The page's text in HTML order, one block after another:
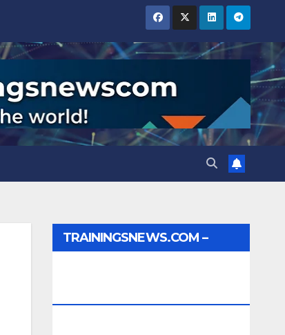
TRAININGSNEWS.COM –